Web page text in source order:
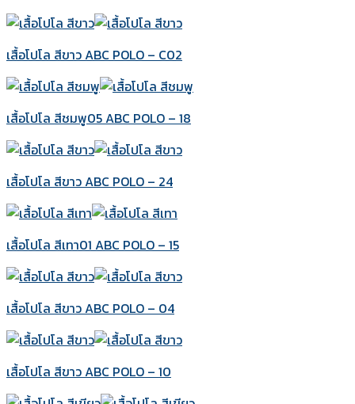
เสื้อโปโล สีขาว ABC POLO – C02
เสื้อโปโล สีชมพู05 ABC POLO – 18
เสื้อโปโล สีขาว ABC POLO – 24
เสื้อโปโล สีเทา01 ABC POLO – 15
เสื้อโปโล สีขาว ABC POLO – 04
เสื้อโปโล สีขาว ABC POLO – 10